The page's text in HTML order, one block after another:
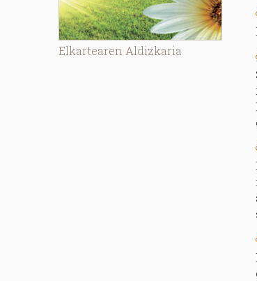
Elkartearen Aldizkaria